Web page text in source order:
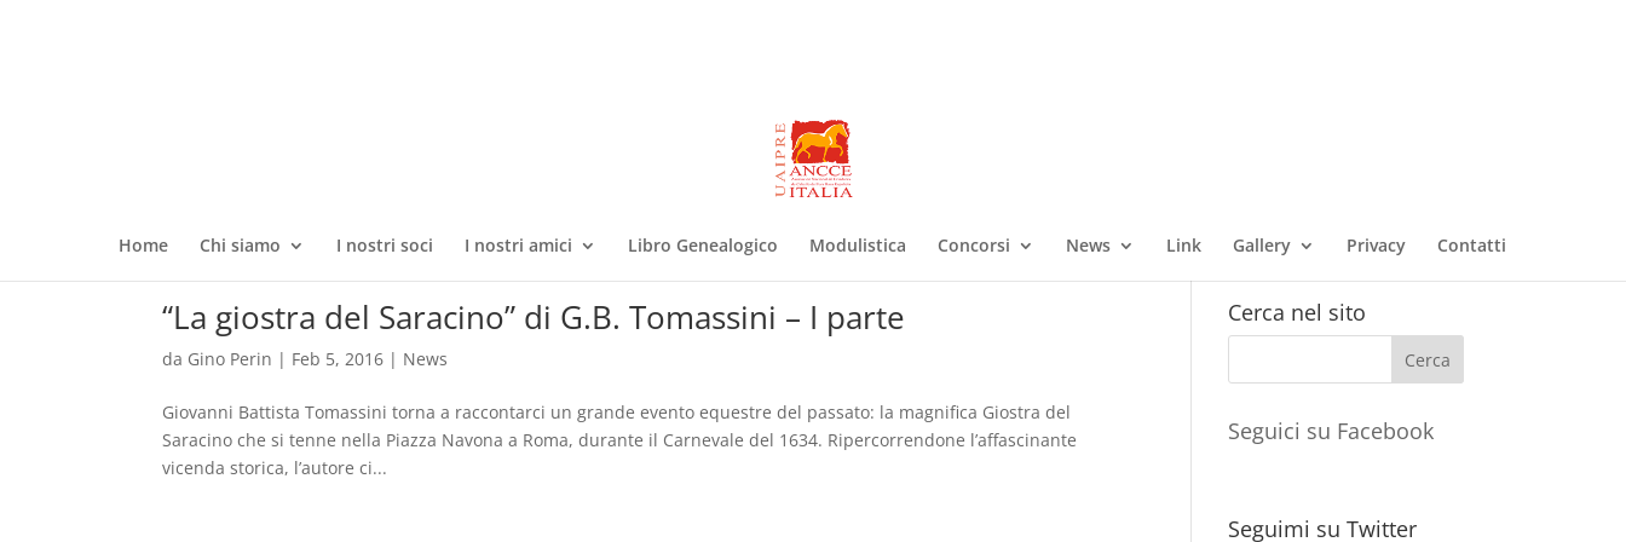
Home Chi siamo I nostri soci I nostri amici Libro Genealogico Modulistica Concorsi News Link Gallery Privacy Contatti
“La giostra del Saracino” di G.B. Tomassini – I parte
da Gino Perin | Feb 5, 2016 | News
Giovanni Battista Tomassini torna a raccontarci un grande evento equestre del passato: la magnifica Giostra del
Saracino che si tenne nella Piazza Navona a Roma, durante il Carnevale del 1634. Ripercorrendone l’affascinante
vicenda storica, l’autore ci...
Cerca nel sito
Seguici su Facebook
Seguimi su Twitter